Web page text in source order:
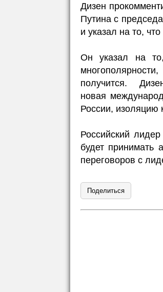
Дизен
Путина с
и указал на то,
Он указал на
получится.
новая
России, изоляцию
Российский
будет
переговоров с
Поделиться